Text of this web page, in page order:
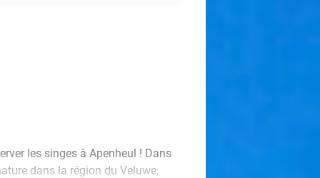
les singes à Apenheul ! Dans
dans la région du Veluwe,